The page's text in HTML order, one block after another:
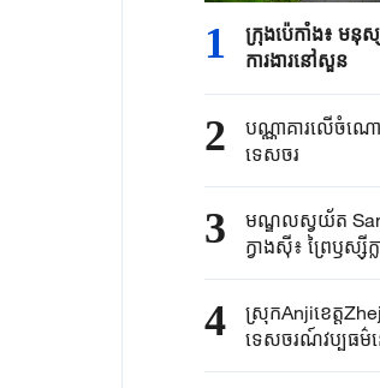
1
ក្រុងប៉េកាំង​៖ មនុ
ការងារនៅសួន​​
2
បណ្ណាគារលើចំណោ
ទេសចរ
3
មណ្ឌលស្វយ័ត
ក្វាងស៊ី៖ ព្រៃឫស្ស៊ីក្
4
ស្រុកAnjiខេត្ត
ទេសចរណ៍វប្បធម៌
ពេញនិយមក្នុងរដូវក្